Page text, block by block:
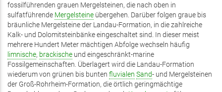
fossilführenden grauen Mergelsteinen, die nach oben in
sulfatführende Mergelsteine übergehen. Darüber folgen graue bis
bräunliche Mergelsteine der Landau-Formation, in die zahlreiche
Kalk- und Dolomitsteinbänke eingeschaltet sind. In dieser meist
mehrere Hundert Meter mächtigen Abfolge wechseln häufig
limnische, brackische und eingeschränkt-marine
Fossilgemeinschaften. Überlagert wird die Landau-Formation
wiederum von grünen bis bunten fluvialen Sand- und Mergelsteinen
der Groß-Rohrheim-Formation, die örtlich geringmächtige